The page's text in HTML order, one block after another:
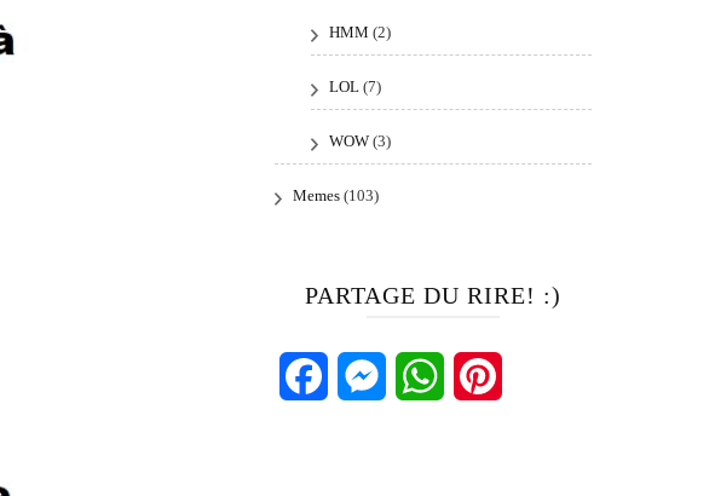
HMM (2)
LOL(7)
WOW(3)
Memes(103)
PARTAGE DU RIRE! :)
FacebookMessengerWhatsApp